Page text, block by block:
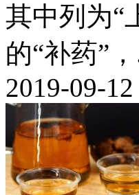
其中列为“
的“补药”
2019-09-12